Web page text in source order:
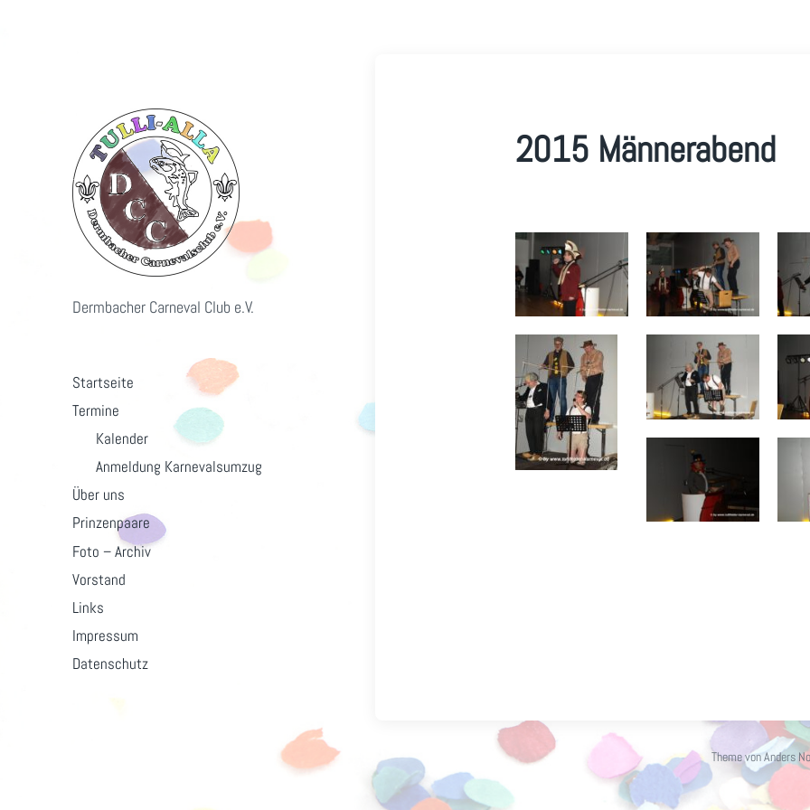
Dermbacher Carneval Club e.V.
Startseite
Termine
Kalender
Anmeldung Karnevalsumzug
Über uns
Prinzenpaare
Foto – Archiv
Vorstand
Links
Impressum
Datenschutz
2015 Männerabend
Theme vonAnders